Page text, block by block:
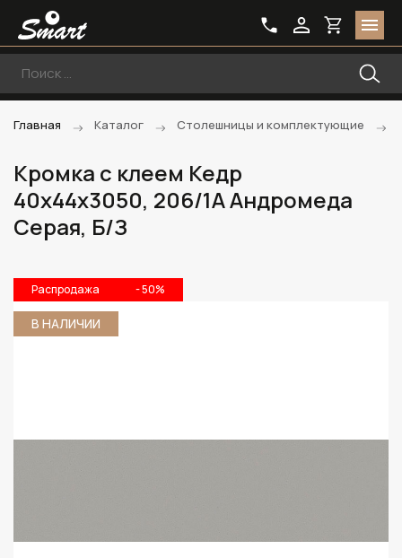
Главная Каталог Столешницы и комплектующие
Кромка с клеем Кедр
40х44х3050, 206/1A Андромеда
Серая, Б/З
Распродажа - 50%
В НАЛИЧИИ